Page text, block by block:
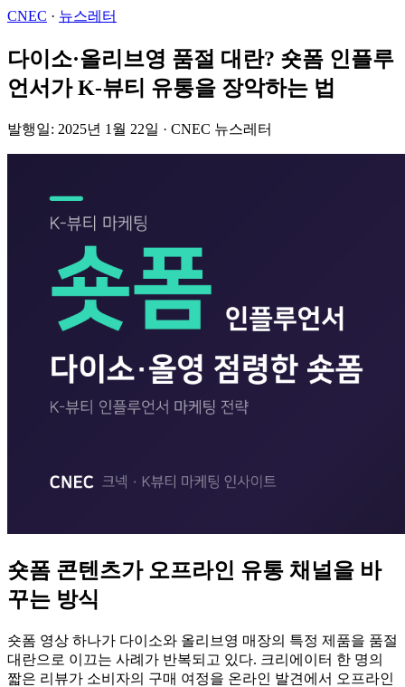
CNEC · 뉴스레터
다이소·올리브영 품절 대란? 숏폼 인플루
언서가 K-뷰티 유통을 장악하는 법
발행일: 2025년 1월 22일 · CNEC 뉴스레터
숏폼 콘텐츠가 오프라인 유통 채널을 바
꾸는 방식
숏폼 영상 하나가 다이소와 올리브영 매장의 특정 제품을 품절
대란으로 이끄는 사례가 반복되고 있다. 크리에이터 한 명의
짧은 리뷰가 소비자의 구매 여정을 온라인 발견에서 오프라인